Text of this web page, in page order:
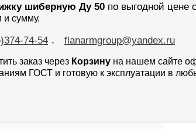
шиберную Ду 50 по выгодной цене
и сумму.
74-54 , flanarmgroup@yandex.ru
заказ через Корзину на нашем сайте
ГОСТ и готовую к эксплуатации в